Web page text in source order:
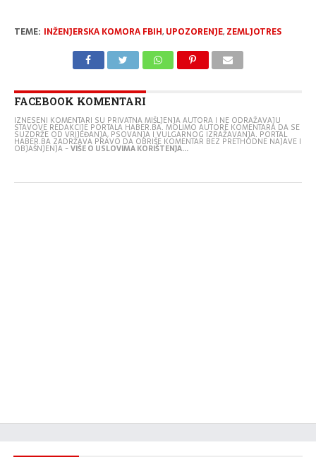
TEME: INŽENJERSKA KOMORA FBIH, UPOZORENJE, ZEMLJOTRES
FACEBOOK KOMENTARI
IZNESENI KOMENTARI SU PRIVATNA MIŠLJENJA AUTORA I NE ODRAŽAVAJU
STAVOVE REDAKCIJE PORTALA HABER.BA. MOLIMO AUTORE KOMENTARA DA SE
SUZDRŽE OD VRIJEĐANJA, PSOVANJA I VULGARNOG IZRAŽAVANJA. PORTAL
HABER.BA ZADRŽAVA PRAVO DA OBRIŠE KOMENTAR BEZ PRETHODNE NAJAVE I
OBJAŠNJENJA -VIŠE O USLOVIMA KORIŠTENJA...